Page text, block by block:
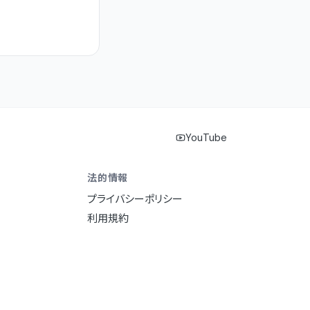
YouTube
法的情報
プライバシーポリシー
利用規約